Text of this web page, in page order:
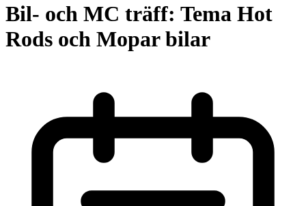
Bil- och MC träff: Tema Hot
Rods och Mopar bilar